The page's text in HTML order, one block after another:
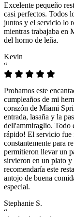
Excelente pequeño
casi perfectos. Todos
juntos y el servicio lo
mientras trabajaba en
del horno de leña.
Kevin
“
Probamos este
cumpleaños de mi
corazón de Miami
entrada, lasaña y la
dell'ammiraglio. Todo
rápido! El servicio fue
constantemente para
permitieron llevar un
sirvieron en un plato
recomendaría este
antojo de buena
especial.
Stephanie S.
“